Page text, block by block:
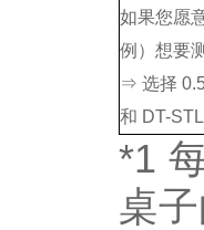
如果您愿
例）想要
⇒ 选择
和 DT-STL
*1
桌